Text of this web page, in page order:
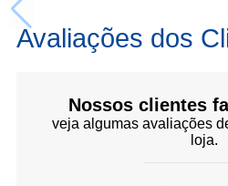
Avaliações dos
Nossos clientes
veja algumas avaliações
loja.